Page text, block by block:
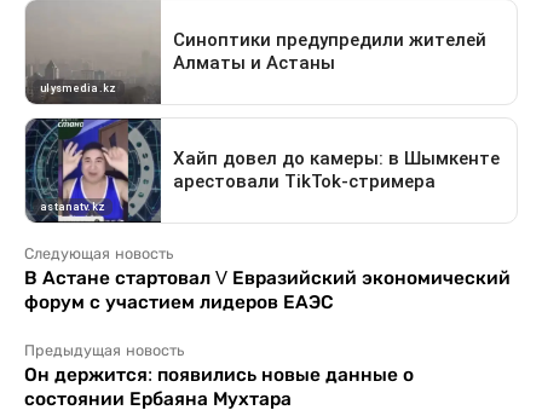
Следующая новость
В Астане стартовал V Евразийский экономический
форум с участием лидеров ЕАЭС
Предыдущая новость
Он держится: появились новые данные о
состоянии Ербаяна Мухтара